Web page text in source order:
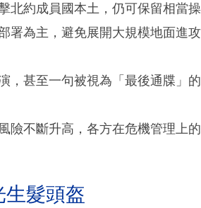
北約成員國本土，仍可保留相當
署為主，避免展開大規模地面進
，甚至一句被視為「最後通牒」
險不斷升高，各方在危機管理上
生髮頭盔